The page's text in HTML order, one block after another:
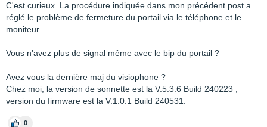
C'est curieux. La procédure indiquée dans mon précédent post a
réglé le problème de fermeture du portail via le téléphone et le
moniteur.
Vous n'avez plus de signal même avec le bip du portail ?
Avez vous la dernière maj du visiophone ?
Chez moi, la version de sonnette est la V.5.3.6 Build 240223 ;
version du firmware est la V.1.0.1 Build 240531.
0